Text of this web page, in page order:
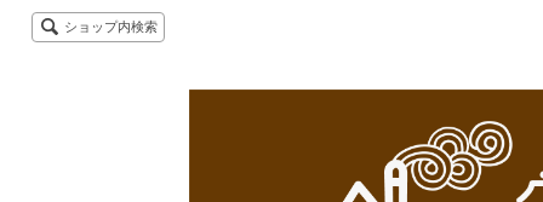
ショップ内検索